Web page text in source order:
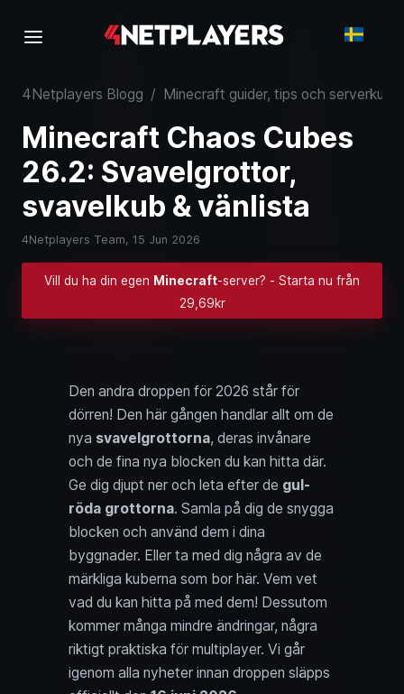
4Netplayers Blogg / Minecraft guider, tips och
Minecraft Chaos Cubes
26.2: Svavelgrottor,
svavelkub & vänlista
4Netplayers Team, 15 Jun 2026
Vill du ha din egen Minecraft-server? - Starta nu från
29,69kr
Den andra droppen för 2026 står för
dörren! Den här gången handlar allt om de
nya svavelgrottorna, deras invånare
och de fina nya blocken du kan hitta där.
Ge dig djupt ner och leta efter de gul-
röda grottorna. Samla på dig de snygga
blocken och använd dem i dina
byggnader. Eller ta med dig några av de
märkliga kuberna som bor här. Vem vet
vad du kan hitta på med dem! Dessutom
kommer många mindre ändringar, några
riktigt praktiska för multiplayer. Vi går
igenom alla nyheter innan droppen släpps